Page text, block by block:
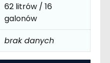
62 litrów / 16
galonów
brak danych